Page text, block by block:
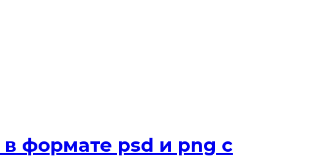
формате psd и png с